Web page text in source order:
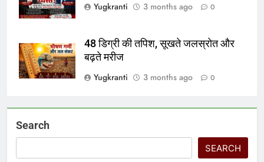
Yugkranti
3 months ago 0
48 डिग्री की तपिश, सूखते जलस्रोत और
बढ़ते मरीज
Yugkranti
3 months ago 0
Search
SEARCH